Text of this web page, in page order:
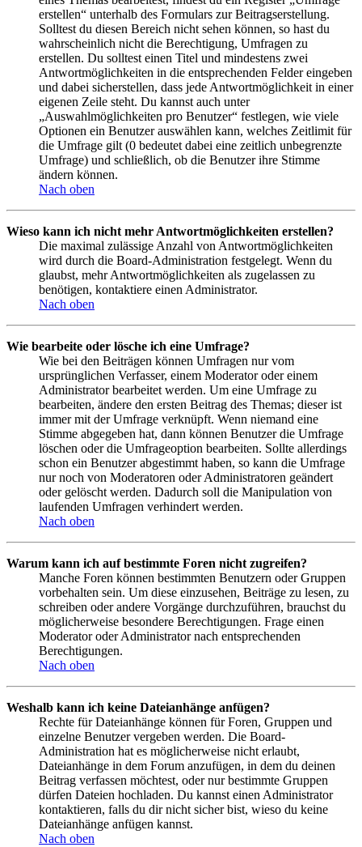
erstellen“ unterhalb des Formulars zur Beitragserstellung.
Solltest du diesen Bereich nicht sehen können, so hast du
wahrscheinlich nicht die Berechtigung, Umfragen zu
erstellen. Du solltest einen Titel und mindestens zwei
Antwortmöglichkeiten in die entsprechenden Felder eingeben
und dabei sicherstellen, dass jede Antwortmöglichkeit in einer
eigenen Zeile steht. Du kannst auch unter
„Auswahlmöglichkeiten pro Benutzer“ festlegen, wie viele
Optionen ein Benutzer auswählen kann, welches Zeitlimit für
die Umfrage gilt (0 bedeutet dabei eine zeitlich unbegrenzte
Umfrage) und schließlich, ob die Benutzer ihre Stimme
ändern können.
Nach oben
Wieso kann ich nicht mehr Antwortmöglichkeiten erstellen?
Die maximal zulässige Anzahl von Antwortmöglichkeiten
wird durch die Board-Administration festgelegt. Wenn du
glaubst, mehr Antwortmöglichkeiten als zugelassen zu
benötigen, kontaktiere einen Administrator.
Nach oben
Wie bearbeite oder lösche ich eine Umfrage?
Wie bei den Beiträgen können Umfragen nur vom
ursprünglichen Verfasser, einem Moderator oder einem
Administrator bearbeitet werden. Um eine Umfrage zu
bearbeiten, ändere den ersten Beitrag des Themas; dieser ist
immer mit der Umfrage verknüpft. Wenn niemand eine
Stimme abgegeben hat, dann können Benutzer die Umfrage
löschen oder die Umfrageoption bearbeiten. Sollte allerdings
schon ein Benutzer abgestimmt haben, so kann die Umfrage
nur noch von Moderatoren oder Administratoren geändert
oder gelöscht werden. Dadurch soll die Manipulation von
laufenden Umfragen verhindert werden.
Nach oben
Warum kann ich auf bestimmte Foren nicht zugreifen?
Manche Foren können bestimmten Benutzern oder Gruppen
vorbehalten sein. Um diese einzusehen, Beiträge zu lesen, zu
schreiben oder andere Vorgänge durchzuführen, brauchst du
möglicherweise besondere Berechtigungen. Frage einen
Moderator oder Administrator nach entsprechenden
Berechtigungen.
Nach oben
Weshalb kann ich keine Dateianhänge anfügen?
Rechte für Dateianhänge können für Foren, Gruppen und
einzelne Benutzer vergeben werden. Die Board-
Administration hat es möglicherweise nicht erlaubt,
Dateianhänge in dem Forum anzufügen, in dem du deinen
Beitrag verfassen möchtest, oder nur bestimmte Gruppen
dürfen Dateien hochladen. Du kannst einen Administrator
kontaktieren, falls du dir nicht sicher bist, wieso du keine
Dateianhänge anfügen kannst.
Nach oben